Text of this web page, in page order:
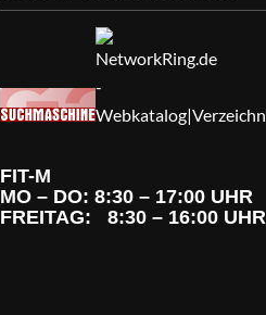
FIT-M
MO – DO: 8:30 – 17:00 UHR
FREITAG: 8:30 – 16:00 UHR